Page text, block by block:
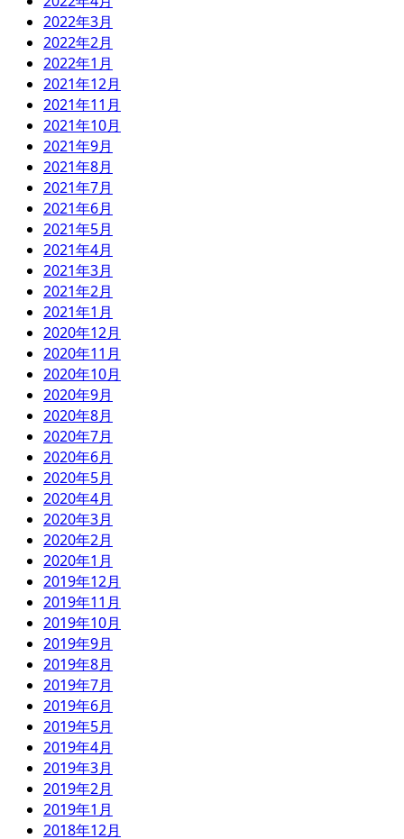
2022年3月
2022年2月
2022年1月
2021年12月
2021年11月
2021年10月
2021年9月
2021年8月
2021年7月
2021年6月
2021年5月
2021年4月
2021年3月
2021年2月
2021年1月
2020年12月
2020年11月
2020年10月
2020年9月
2020年8月
2020年7月
2020年6月
2020年5月
2020年4月
2020年3月
2020年2月
2020年1月
2019年12月
2019年11月
2019年10月
2019年9月
2019年8月
2019年7月
2019年6月
2019年5月
2019年4月
2019年3月
2019年2月
2019年1月
2018年12月